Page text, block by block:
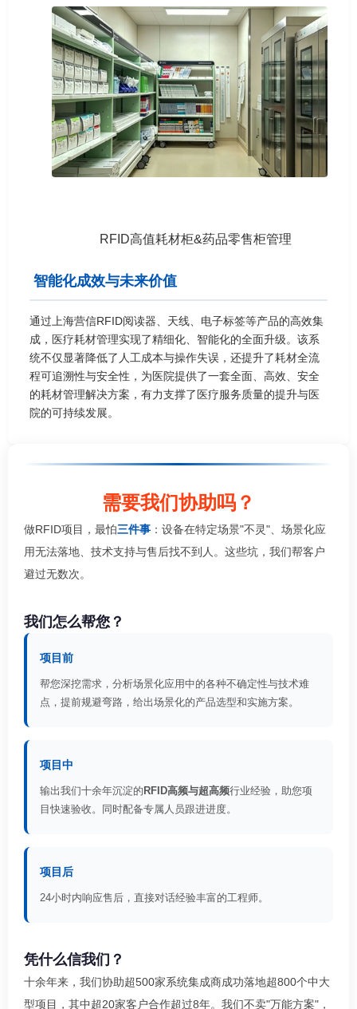
RFID高值耗材柜&药品零售柜管理
智能化成效与未来价值
通过上海营信RFID阅读器、天线、电子标签等产品的高效集
成，医疗耗材管理实现了精细化、智能化的全面升级。该系
统不仅显著降低了人工成本与操作失误，还提升了耗材全流
程可追溯性与安全性，为医院提供了一套全面、高效、安全
的耗材管理解决方案，有力支撑了医疗服务质量的提升与医
院的可持续发展。
需要我们协助吗？
做RFID项目，最怕三件事 ：设备在特定场景"不灵"、场景化应
用无法落地、技术支持与售后找不到人。这些坑，我们帮客户
避过无数次。
我们怎么帮您？
项目前
帮您深挖需求，分析场景化应用中的各种不确定性与技术难
点，提前规避弯路，给出场景化的产品选型和实施方案。
项目中
输出我们十余年沉淀的 RFID高频与超高频行业经验，助您项
目快速验收。同时配备专属人员跟进进度。
项目后
24小时内响应售后，直接对话经验丰富的工程师。
凭什么信我们？
十余年来，我们协助超500家系统集成商成功落地超800个中大
型项目，其中超20家客户合作超过8年。我们不卖"万能方案"，